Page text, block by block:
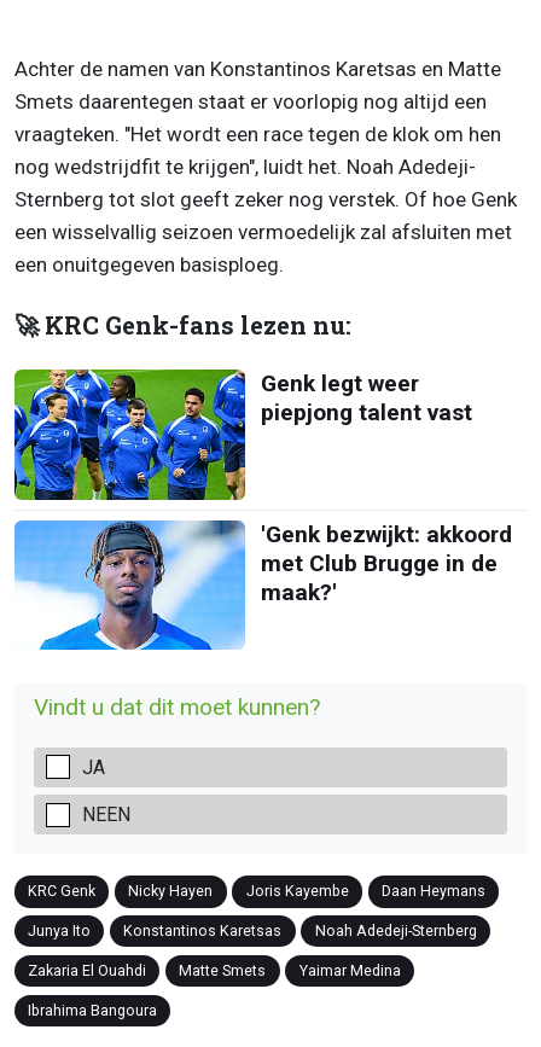
Achter de namen van Konstantinos Karetsas en Matte
Smets daarentegen staat er voorlopig nog altijd een
vraagteken. "Het wordt een race tegen de klok om hen
nog wedstrijdfit te krijgen", luidt het. Noah Adedeji-
Sternberg tot slot geeft zeker nog verstek. Of hoe Genk
een wisselvallig seizoen vermoedelijk zal afsluiten met
een onuitgegeven basisploeg.
🚀 KRC Genk-fans lezen nu:
Genk legt weer
piepjong talent vast
'Genk bezwijkt: akkoord
met Club Brugge in de
maak?'
Vindt u dat dit moet kunnen?
JA
NEEN
KRC Genk Nicky Hayen Joris Kayembe Daan Heymans
Junya Ito Konstantinos Karetsas Noah Adedeji-Sternberg
Zakaria El Ouahdi Matte Smets Yaimar Medina
Ibrahima Bangoura